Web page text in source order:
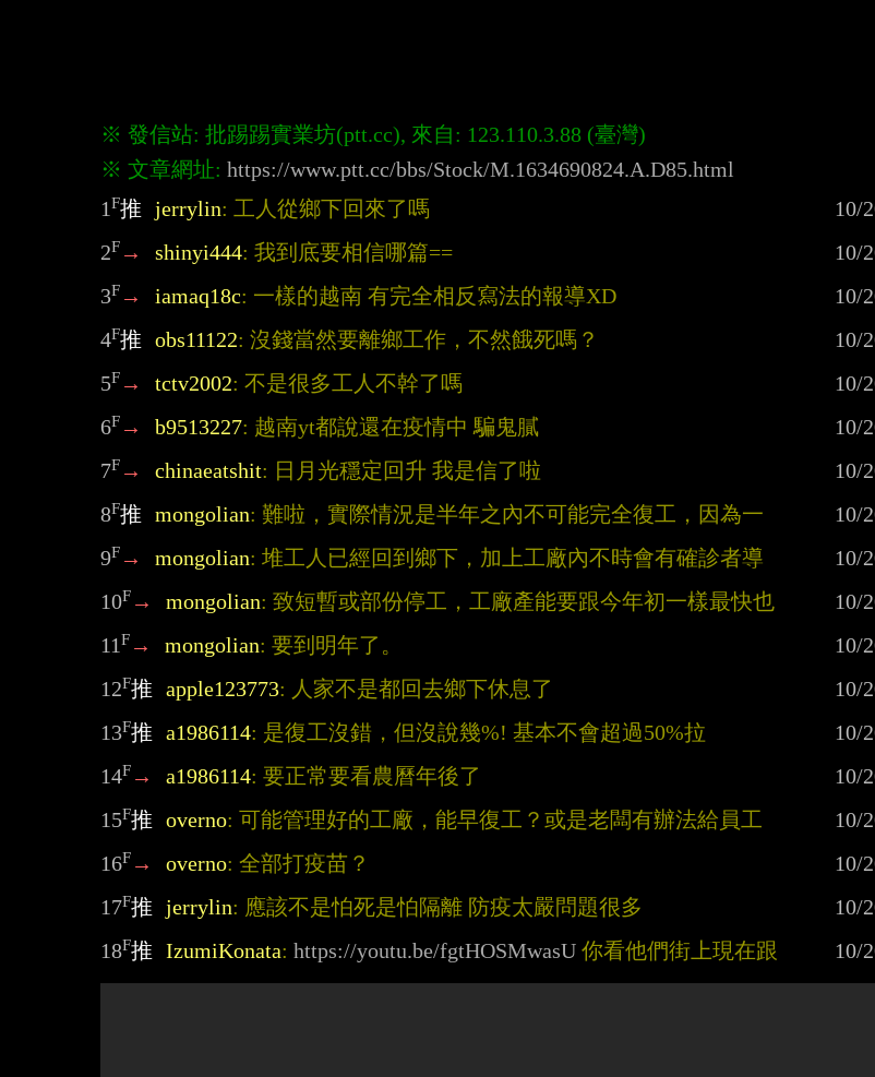
※ 文章網址: https://www.ptt.cc/bbs/Stock/M.1634690824.A.D85.html
1F推 jerrylin: 工人從鄉下回來了嗎
2F → shinyi444: 我到底要相信哪篇==
3F → iamaq18c: 一樣的越南 有完全相反寫法的報導XD
4F推 obs11122: 沒錢當然要離鄉工作，不然餓死嗎？
5F → tctv2002: 不是很多工人不幹了嗎
6F → b9513227: 越南yt都說還在疫情中 騙鬼膩
7F → chinaeatshit: 日月光穩定回升 我是信了啦
8F推 mongolian: 難啦，實際情況是半年之內不可能完全復工，因為一
9F → mongolian: 堆工人已經回到鄉下，加上工廠內不時會有確診者導
10F → mongolian: 致短暫或部份停工，工廠產能要跟今年初一樣最快也
11F → mongolian: 要到明年了。
12F推 apple123773: 人家不是都回去鄉下休息了
13F推 a1986114: 是復工沒錯，但沒說幾%! 基本不會超過50%拉
14F → a1986114: 要正常要看農曆年後了
15F推 overno: 可能管理好的工廠，能早復工？或是老闆有辦法給員工
16F → overno: 全部打疫苗？
17F推 jerrylin: 應該不是怕死是怕隔離 防疫太嚴問題很多
18F推 IzumiKonata: https://youtu.be/fgtHOSMwasU 你看他們街上現在跟